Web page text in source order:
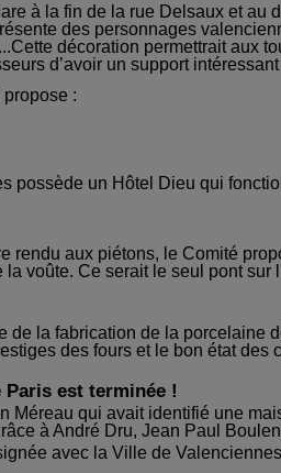
à la fin de la rue Delsaux et au
des personnages
décoration permettrait aux
d’avoir un support
propose :
possède un Hôtel Dieu qui
rendu aux piétons, le Comité
voûte. Ce serait le seul pont sur
de la fabrication de la porcelaine
des fours et le bon état des
est terminée !
Méreau qui avait identifié une
à André Dru, Jean Paul
avec la Ville de